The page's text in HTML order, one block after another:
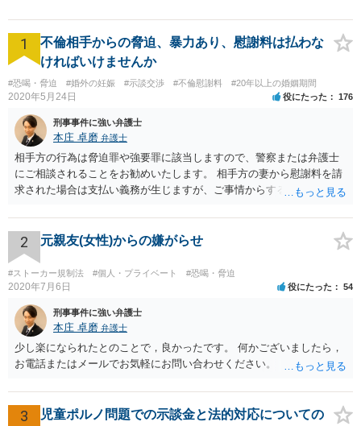
1
不倫相手からの脅迫、暴力あり、慰謝料は払わな
ければいけませんか
#恐喝・脅迫 #婚外の妊娠 #示談交渉 #不倫慰謝料 #20年以上の婚姻期間
2020年5月24日 役にたった 176
刑事事件に強い弁護士
本庄 卓磨 弁護士
相手方の行為は脅迫罪や強要罪に該当しますので、警察または弁護士
にご相談されることをお勧めいたします。 相手方の妻から慰謝料を請
求された場合は支払い義務が生じますが、ご事情からすると減額交渉
2 元親友(女性)からの嫌がらせ
#ストーカー規制法 #個人・プライベート #恐喝・脅迫
2020年7月6日 役にたった 54
刑事事件に強い弁護士
本庄 卓磨 弁護士
少し楽になられたとのことで，良かったです。 何かございましたら，
お電話またはメールでお気軽にお問い合わせください。
3
児童ポルノ問題での示談金と法的対応についての